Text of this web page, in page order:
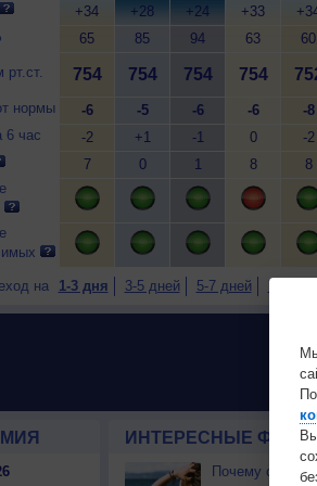
нормы
6 час
+34
65
754
-6
-2
7
+28
85
754
-5
+1
0
+24
94
754
-6
-1
1
+33
63
754
-6
0
8
60
-8
-2
8
на 1-3 дня 3-5 дней 5-7 дней 7-9 дней
ИНТЕРЕСНЫЕ
Почему